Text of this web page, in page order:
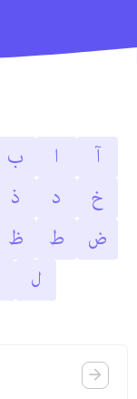
آ ا ب
خ
د ذ
ض
ط ظ
ل